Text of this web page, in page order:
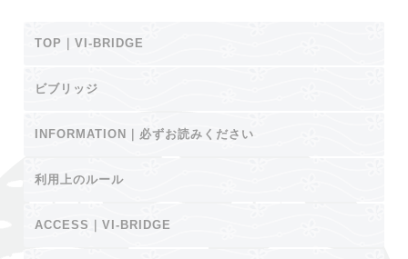
TOP｜VI-BRIDGE
ビブリッジ
INFORMATION｜必ずお読みください
利用上のルール
ACCESS｜VI-BRIDGE